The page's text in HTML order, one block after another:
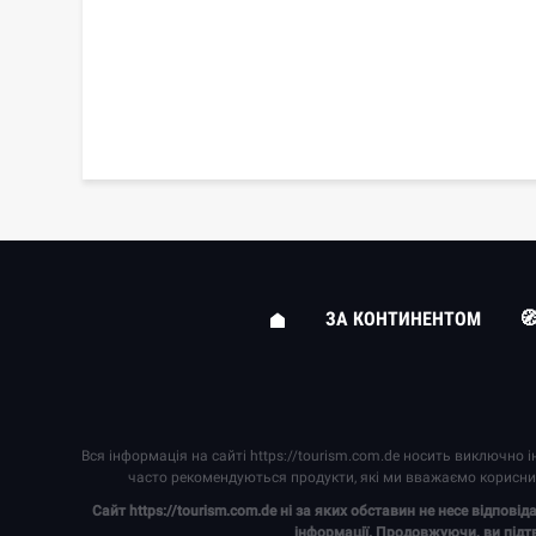
ЗА КОНТИНЕНТОМ
Вся інформація на сайті https://tourism.com.deносить виключно
часто рекомендуються продукти, які ми вважаємо
Сайт https://tourism.com.deні за яких обставин не несе
інформації. Продовжуючи, ви